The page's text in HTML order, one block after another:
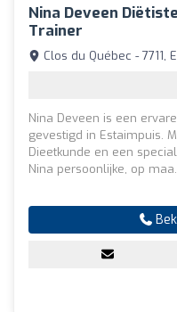
Nina Deveen
Trainer
Clos du Québec - 7711,
Nina Deveen is een
gevestigd in Estaimpuis.
Dieetkunde en een
Nina persoonlijke, op